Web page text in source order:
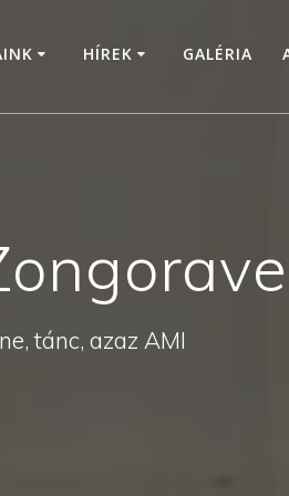
HÍREK GALÉRIA
tánc, azaz AMI